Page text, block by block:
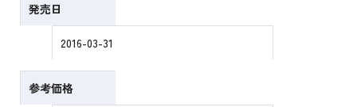
発売日
2016-03-31
参考価格